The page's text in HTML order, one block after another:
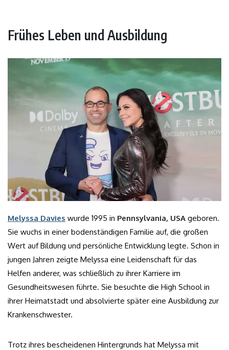
Frühes Leben und Ausbildung
Melyssa Davies wurde 1995 in Pennsylvania, USA geboren.
Sie wuchs in einer bodenständigen Familie auf, die großen
Wert auf Bildung und persönliche Entwicklung legte. Schon in
jungen Jahren zeigte Melyssa eine Leidenschaft für das
Helfen anderer, was schließlich zu ihrer Karriere im
Gesundheitswesen führte. Sie besuchte die High School in
ihrer Heimatstadt und absolvierte später eine Ausbildung zur
Krankenschwester.
Trotz ihres bescheidenen Hintergrunds hat Melyssa mit